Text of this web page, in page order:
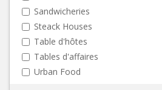
Sandwicheries
Steack Houses
Table d'hôtes
Tables d'affaires
Urban Food